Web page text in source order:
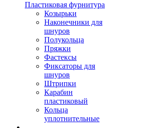
Пластиковая фурнитура
Козырьки
Наконечники для
шнуров
Полукольца
Пряжки
Фастексы
Фиксаторы для
шнуров
Штрипки
Карабин
пластиковый
Кольца
уплотнительные